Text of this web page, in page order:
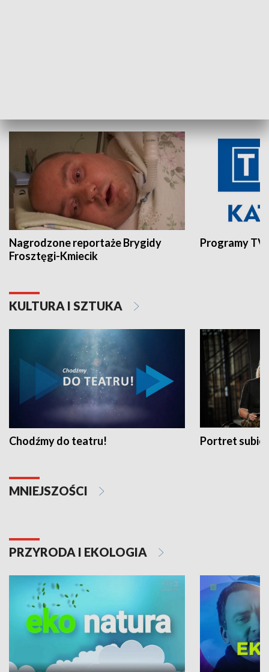
Nagrodzone reportaże Brygidy
Frosztęgi-Kmiecik
Programy
KULTURA I SZTUKA
Chodźmy do teatru! Portret
MNIEJSZOŚCI
PRZYRODA I EKOLOGIA